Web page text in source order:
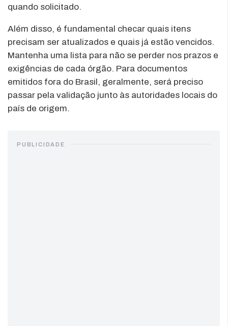
quando solicitado.
Além disso, é fundamental checar quais itens
precisam ser atualizados e quais já estão vencidos.
Mantenha uma lista para não se perder nos prazos e
exigências de cada órgão. Para documentos
emitidos fora do Brasil, geralmente, será preciso
passar pela validação junto às autoridades locais do
país de origem.
PUBLICIDADE